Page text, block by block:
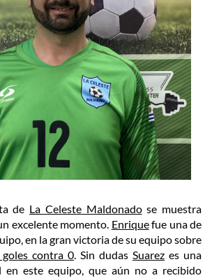
de La Celeste Maldonadose muestra
excelente momento. Enriquefue una de
en la gran victoria de su equipo sobre
goles contra 0. Sin dudas Suarez es una
en este equipo, que aún no a recibido